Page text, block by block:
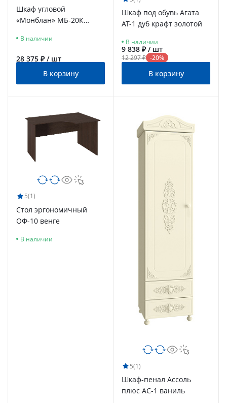
Шкаф угловой
«Монблан» МБ-20К
В наличии
28 375 ₽ / шт
В корзину
Шкаф под обувь Агата
АТ-1 дуб крафт золотой
В наличии
9 838 ₽ / шт
12 297 ₽ -20%
В корзину
5(1)
Стол эргономичный
ОФ-10 венге
В наличии
5(1)
Шкаф-пенал Ассоль
плюс АС-1 ваниль